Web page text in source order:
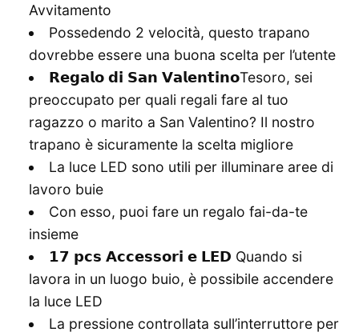
Avvitamento
Possedendo 2 velocità, questo trapano
dovrebbe essere una buona scelta per l’utente
𝗥𝗲𝗴𝗮𝗹𝗼 𝗱𝗶 𝗦𝗮𝗻 𝗩𝗮𝗹𝗲𝗻𝘁𝗶𝗻𝗼Tesoro, sei
preoccupato per quali regali fare al tuo
ragazzo o marito a San Valentino? Il nostro
trapano è sicuramente la scelta migliore
La luce LED sono utili per illuminare aree di
lavoro buie
Con esso, puoi fare un regalo fai-da-te
insieme
𝟭𝟳 𝗽𝗰𝘀 𝗔𝗰𝗰𝗲𝘀𝘀𝗼𝗿𝗶 𝗲 𝗟𝗘𝗗 Quando si
lavora in un luogo buio, è possibile accendere
la luce LED
La pressione controllata sull’interruttore per